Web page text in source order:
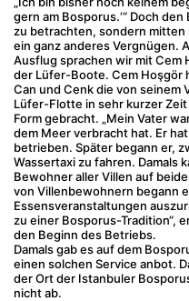
gern am Bosporus.‘“ Doch
zu betrachten, sondern mitten
ein ganz anderes Vergnügen.
Ausflug sprachen wir mit Cem
der Lüfer-Boote. Cem Hoşgör
Can und Cenk die von seinem
Lüfer-Flotte in sehr kurzer
Form gebracht. „Mein Vater
dem Meer verbracht hat. Er
betrieben. Später begann er,
Wassertaxi zu fahren. Damals
Bewohner aller Villen auf
von Villenbewohnern begann
Essensveranstaltungen
zu einer Bosporus-Tradition“,
den Beginn des Betriebs.
Damals gab es auf dem
einen solchen Service anbot.
der Ort der Istanbuler
nicht ab.